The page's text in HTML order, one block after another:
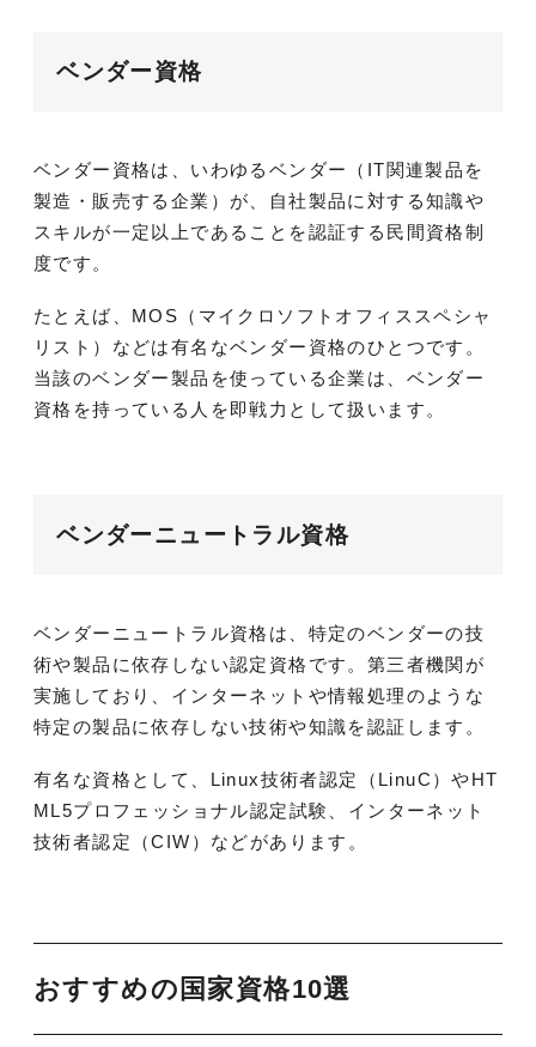
ベンダー資格
ベンダー資格は、いわゆるベンダー（IT関連製品を
製造・販売する企業）が、自社製品に対する知識や
スキルが一定以上であることを認証する民間資格制
度です。
たとえば、MOS（マイクロソフトオフィススペシャ
リスト）などは有名なベンダー資格のひとつです。
当該のベンダー製品を使っている企業は、ベンダー
資格を持っている人を即戦力として扱います。
ベンダーニュートラル資格
ベンダーニュートラル資格は、特定のベンダーの技
術や製品に依存しない認定資格です。第三者機関が
実施しており、インターネットや情報処理のような
特定の製品に依存しない技術や知識を認証します。
有名な資格として、Linux技術者認定（LinuC）やHT
ML5プロフェッショナル認定試験、インターネット
技術者認定（CIW）などがあります。
おすすめの国家資格10選